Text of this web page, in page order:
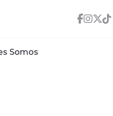
Somos